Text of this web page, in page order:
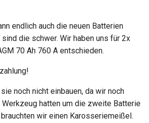
endlich auch die neuen Batterien
die schwer. Wir haben uns für 2x
70 Ah 760 A entschieden.
noch nicht einbauen, da wir noch
hatten um die zweite Batterie
wir einen Karosseriemeißel.